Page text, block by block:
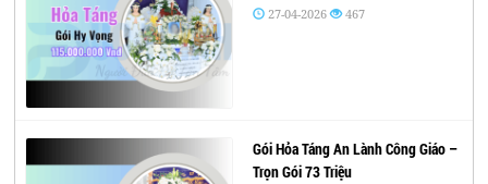
27-04-2026 467
Gói Hỏa Táng An Lành Công Giáo –
Trọn Gói 73 Triệu